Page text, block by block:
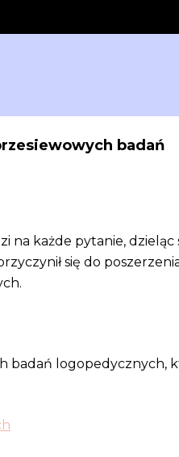
badań
na każde pytanie, dzieląc
się do
badań logopedycznych,